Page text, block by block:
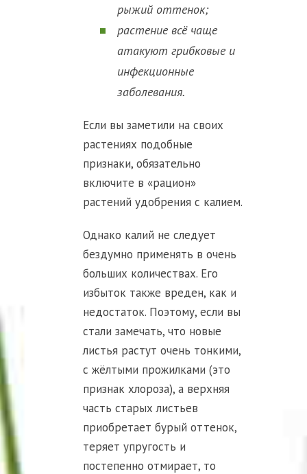
рыжий оттенок;
растение всё чаще
атакуют грибковые и
инфекционные
заболевания.
Если вы заметили на своих
растениях подобные
признаки, обязательно
включите в «рацион»
растений удобрения с калием.
Однако калий не следует
бездумно применять в очень
больших количествах. Его
избыток также вреден, как и
недостаток. Поэтому, если вы
стали замечать, что новые
листья растут очень тонкими,
с жёлтыми прожилками (это
признак хлороза), а верхняя
часть старых листьев
приобретает бурый оттенок,
теряет упругость и
постепенно отмирает, то